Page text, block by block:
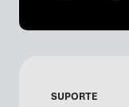
SUPORTE